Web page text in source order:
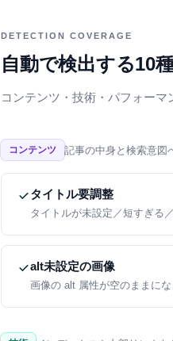
DETECTION COVERAGE
自動で検出する10
コンテンツ・技術・パフォーマ
コンテンツ 記事の中身と検索意図
タイトル要調整
タイトルが未設定／短すぎる
alt未設定の画像
画像の alt 属性が空のままに